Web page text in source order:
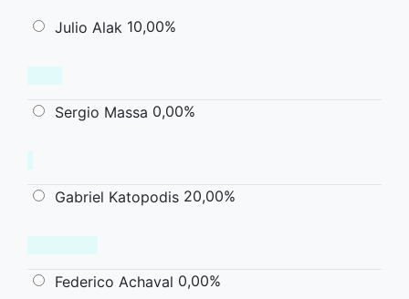
Julio Alak 10,00%
Sergio Massa 0,00%
Gabriel Katopodis 20,00%
Federico Achaval 0,00%